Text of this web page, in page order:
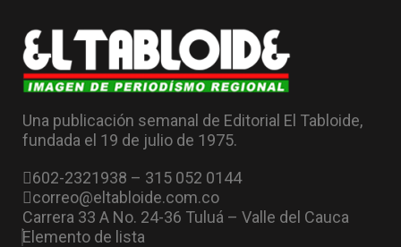
Una publicación semanal de Editorial El Tabloide,
fundada el 19 de julio de 1975.
602-2321938 – 315 052 0144
correo@eltabloide.com.co
Carrera 33 A No. 24-36 Tuluá – Valle del Cauca
Elemento de lista